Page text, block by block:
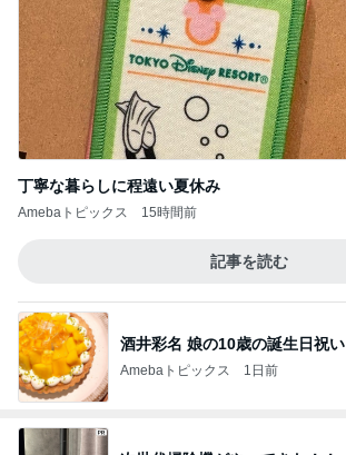
丁寧な暮らしに程遠い夏休み
Amebaトピックス 15時間前
記事を読む
酒井彩名 娘の10歳の誕生日祝い
Amebaトピックス 1日前